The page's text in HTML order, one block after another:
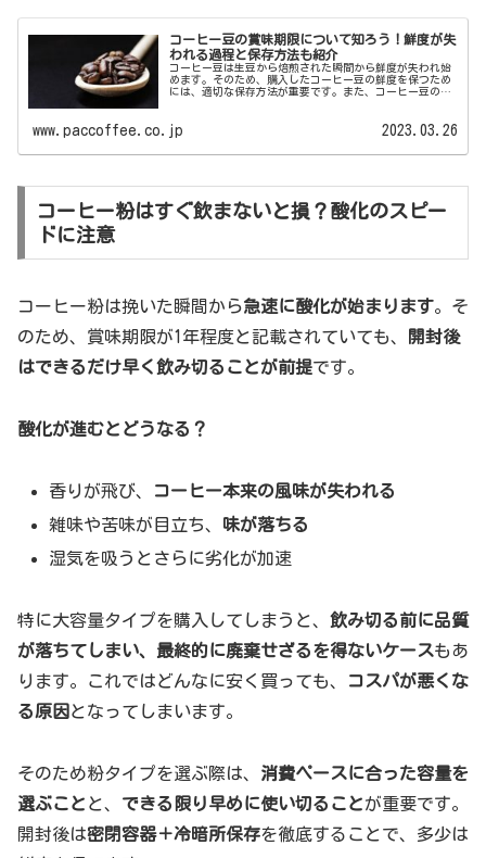
コーヒー豆の賞味期限について知ろう！鮮度が失
われる過程と保存方法も紹介
コーヒー豆は生豆から焙煎された瞬間から鮮度が失われ始
めます。そのため、購入したコーヒー豆の鮮度を保つため
には、適切な保存方法が重要です。また、コーヒー豆の賞
www.paccoffee.co.jp 2023.03.26
コーヒー粉はすぐ飲まないと損？酸化のスピー
ドに注意
コーヒー粉は挽いた瞬間から急速に酸化が始まります。そ
のため、賞味期限が1年程度と記載されていても、
開封後
はできるだけ早く飲み切ることが前提です。
酸化が進むとどうなる？
香りが飛び、
コーヒー本来の風味が失われる
雑味や苦味が目立ち、 味が落ちる
湿気を吸うとさらに劣化が加速
特に大容量タイプを購入してしまうと、 飲み切る前に品質
が落ちてしまい、最終的に廃棄せざるを得ないケースもあ
ります。これではどんなに安く買っても、
コスパが悪くな
る原因 となってしまいます。
そのため粉タイプを選ぶ際は、 消費ペースに合った容量を
選ぶこと と、 できる限り早めに使い切ることが重要です。
開封後は密閉容器＋冷暗所保存を徹底することで、多少は